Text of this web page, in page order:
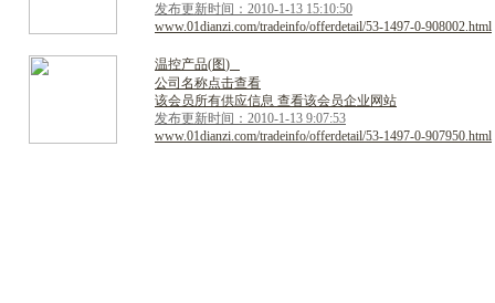
发布更新时间：2010-1-13 15:10:50
www.01dianzi.com/tradeinfo/offerdetail/53-1497-0-908002.html
温控产品(图)
公司名称点击查看
该会员所有供应信息 查看该会员企业网站
发布更新时间：2010-1-13 9:07:53
www.01dianzi.com/tradeinfo/offerdetail/53-1497-0-907950.html